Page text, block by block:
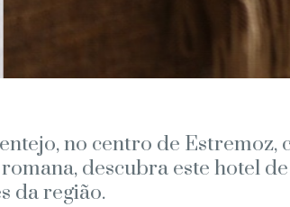
no centro de Estremoz,
descubra este hotel
da região.